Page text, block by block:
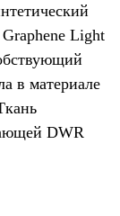
Light
в материале
DWR